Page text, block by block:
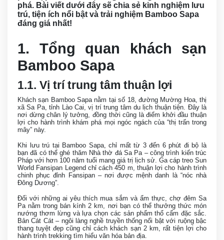
phá. Bài viết dưới đây sẽ chia sẻ kinh nghiệm lưu
trú, tiện ích nổi bật và trải nghiệm Bamboo Sapa
đáng giá nhất!
1. Tổng quan khách sạn
Bamboo Sapa
1.1. Vị trí trung tâm thuận lợi
Khách sạn Bamboo Sapa nằm tại số 18, đường Mường Hoa, thị
xã Sa Pa, tỉnh Lào Cai, vị trí trung tâm du lịch thuận tiện. Đây là
nơi dừng chân lý tưởng, đồng thời cũng là điểm khởi đầu thuận
lợi cho hành trình khám phá mọi ngóc ngách của “thị trấn trong
mây” này.
Khi lưu trú tại Bamboo Sapa, chỉ mất từ 3 đến 6 phút đi bộ là
bạn đã có thể ghé thăm Nhà thờ đá Sa Pa – công trình kiến trúc
Pháp với hơn 100 năm tuổi mang giá trị lịch sử. Ga cáp treo Sun
World Fansipan Legend chỉ cách 450 m, thuận lợi cho hành trình
chinh phục đỉnh Fansipan – nơi được mệnh danh là “nóc nhà
Đông Dương”.
Đối với những ai yêu thích mua sắm và ẩm thực, chợ đêm Sa
Pa nằm trong bán kính 2 km, nơi bạn có thể thưởng thức món
nướng thơm lừng và lựa chọn các sản phẩm thổ cẩm đặc sắc.
Bản Cát Cát – ngôi làng nghề truyền thống nổi bật với ruộng bậc
thang tuyệt đẹp cũng chỉ cách khách sạn 2 km, rất tiện lợi cho
hành trình trekking tìm hiểu văn hóa bản địa.